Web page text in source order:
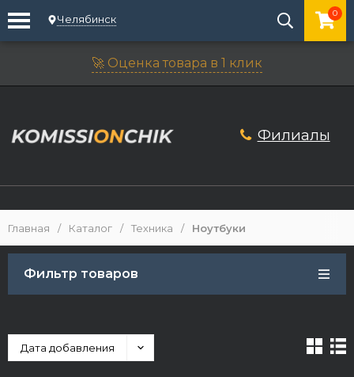
Челябинск 0
🚀 Оценка товара в 1 клик
Филиалы
Главная / Каталог / Техника / Ноутбуки
Фильтр товаров
Дата добавления